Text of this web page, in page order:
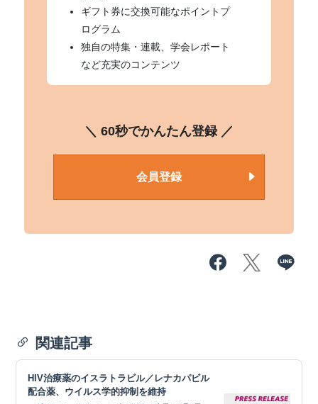
ギフト券に交換可能なポイントプ
ログラム
独自の特集・連載、学会レポート
など充実のコンテンツ
＼ 60秒でかんたん登録 ／
会員登録
関連記事
HIV治療薬のイスラトラビル／レナカパビル
配合薬、ウイルス学的抑制を維持